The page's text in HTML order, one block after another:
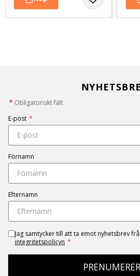
* Obligatoriskt fält
E-post *
Förnamn
Efternamn
Jag samtycker till att ta emot nyhetsbrev
integritetspolicyn *